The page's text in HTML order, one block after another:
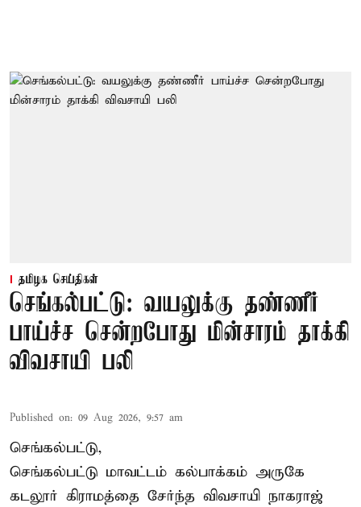
தமிழக செய்திகள்
செங்கல்பட்டு: வயலுக்கு தண்ணீர்
பாய்ச்ச சென்றபோது மின்சாரம் தாக்கி
விவசாயி பலி
Published on: 09 Aug 2026, 9:57 am
செங்கல்பட்டு,
செங்கல்பட்டு மாவட்டம் கல்பாக்கம் அருகே
கடலூர் கிராமத்தை சேர்ந்த விவசாயி நாகராஜ்